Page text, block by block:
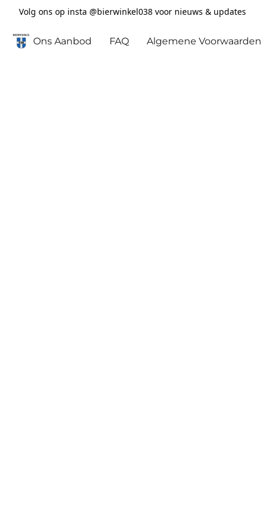
Volg ons op insta @bierwinkel038 voor nieuws & updates
Ons Aanbod FAQ Algemene Voorwaarden